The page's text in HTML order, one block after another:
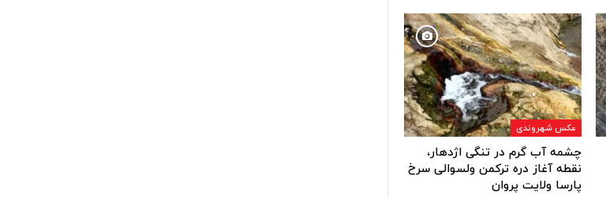
عکس شهروندی
چشمه آب گرم در تنگی اژدهار،
نقطه آغاز دره ترکمن ولسوالی سرخ
پارسا ولایت پروان